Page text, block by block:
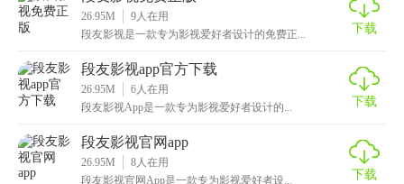
26.95M 9 人在用
段友影视是一款专为影视爱好者设计的免费正...
下载
段友影视app官方下载
26.95M 6 人在用
段友影视App是一款专为影视爱好者设计的...
下载
段友影视官网app
26.95M 8 人在用
段友影视官网App是一款专为影视爱好者设...
下载